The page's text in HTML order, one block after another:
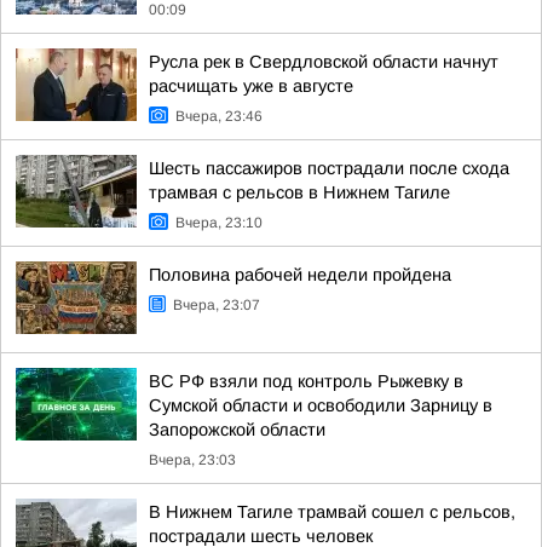
00:09
Русла рек в Свердловской области начнут
расчищать уже в августе
Вчера, 23:46
Шесть пассажиров пострадали после схода
трамвая с рельсов в Нижнем Тагиле
Вчера, 23:10
Половина рабочей недели пройдена
Вчера, 23:07
ВС РФ взяли под контроль Рыжевку в
Сумской области и освободили Зарницу в
Запорожской области
Вчера, 23:03
В Нижнем Тагиле трамвай сошел с рельсов,
пострадали шесть человек